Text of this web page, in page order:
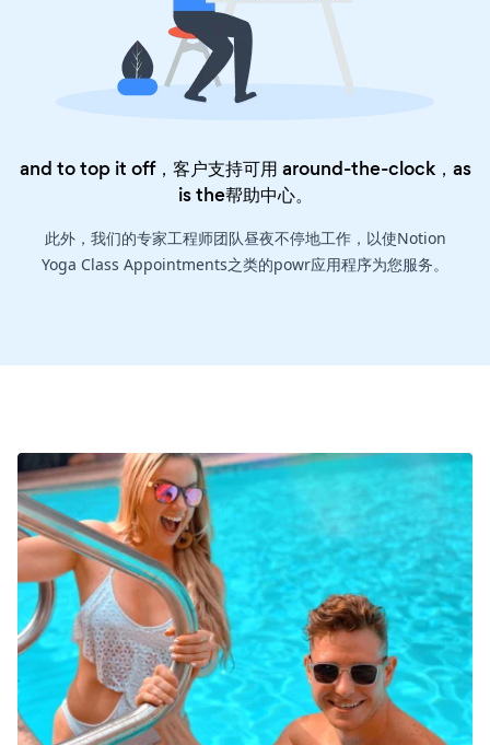
and to top it off，客户支持可用 around-the-clock，as
is the帮助中心。
此外，我们的专家工程师团队昼夜不停地工作，以使Notion
Yoga Class Appointments之类的powr应用程序为您服务。